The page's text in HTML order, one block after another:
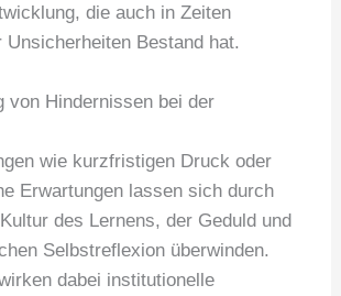
die auch in Zeiten
Bestand hat.
von Hindernissen bei der
wie kurzfristigen Druck oder
Erwartungen lassen sich durch
des Lernens, der Geduld und
Selbstreflexion überwinden.
dabei institutionelle